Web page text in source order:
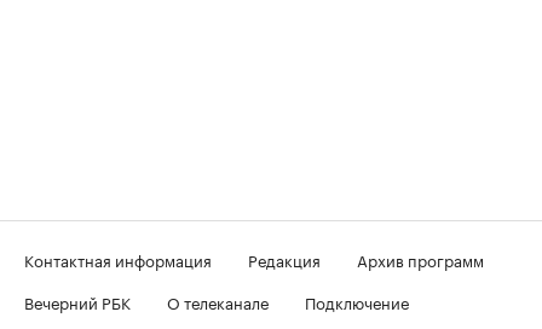
Контактная информация Редакция
Архив программ
Вечерний РБК
О телеканале
Подключение